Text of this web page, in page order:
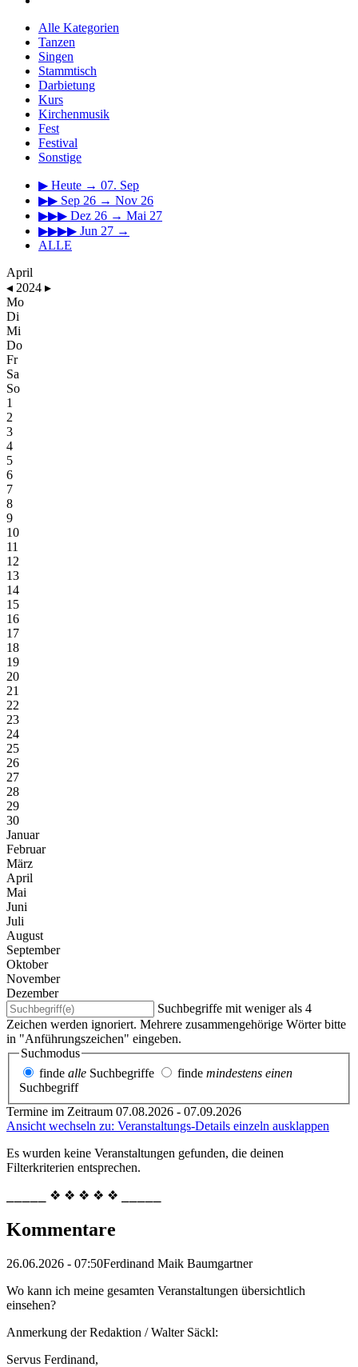
Alle Kategorien
Tanzen
Singen
Stammtisch
Darbietung
Kurs
Kirchenmusik
Fest
Festival
Sonstige
▶ Heute → 07. Sep
▶▶ Sep 26 → Nov 26
▶▶▶ Dez 26 → Mai 27
▶▶▶▶ Jun 27 →
ALLE
April
◂ 2024 ▸
Mo
Di
Mi
Do
Fr
Sa
So
1
2
3
4
5
6
7
8
9
10
11
12
13
14
15
16
17
18
19
20
21
22
23
24
25
26
27
28
29
30
Januar
Februar
März
April
Mai
Juni
Juli
August
September
Oktober
November
Dezember
Suchbegriffe mit weniger als 4
Zeichen werden ignoriert. Mehrere zusammengehörige Wörter bitte
in "Anführungszeichen" eingeben.
Suchmodus
finde alle Suchbegriffe finde mindestens einen
Suchbegriff
Termine im Zeitraum 07.08.2026 - 07.09.2026
Ansicht wechseln zu: Veranstaltungs-Details einzeln ausklappen
Es wurden keine Veranstaltungen gefunden, die deinen
Filterkriterien entsprechen.
⎯⎯⎯⎯⎯ ❖ ❖ ❖ ❖ ❖ ⎯⎯⎯⎯⎯
Kommentare
26.06.2026 - 07:50Ferdinand Maik Baumgartner
Wo kann ich meine gesamten Veranstaltungen übersichtlich
einsehen?
Anmerkung der Redaktion /Walter Säckl:
Servus Ferdinand,